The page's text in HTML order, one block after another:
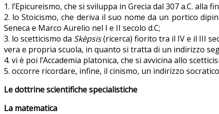
1. l’Epicureismo, che si sviluppa in Grecia dal 307 a.C.
2. lo Stoicismo, che deriva il suo nome da un portico
Seneca e Marco Aurelio nel I e II secolo d.C;
3. lo scetticismo da Skèpsis(ricerca) fiorito tra il IV e il III
vera e propria scuola, in quanto si tratta di un indirizzo
4. vi è poi l’Accademia platonica, che si avvicina allo
5. occorre ricordare, infine, il cinismo, un indirizzo
Le dottrine scientifiche specialistiche
La matematica